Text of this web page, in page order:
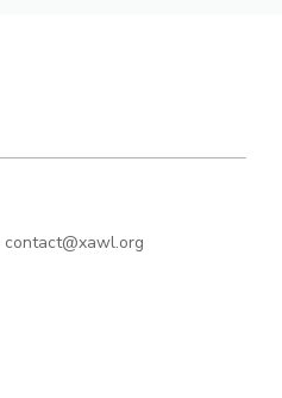
contact@xawl.org